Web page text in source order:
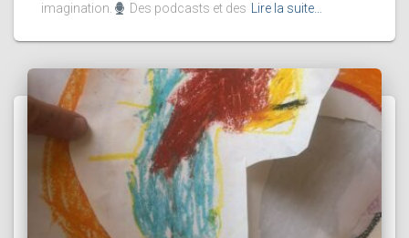
imagination.
Des podcasts et des Lire la suite…